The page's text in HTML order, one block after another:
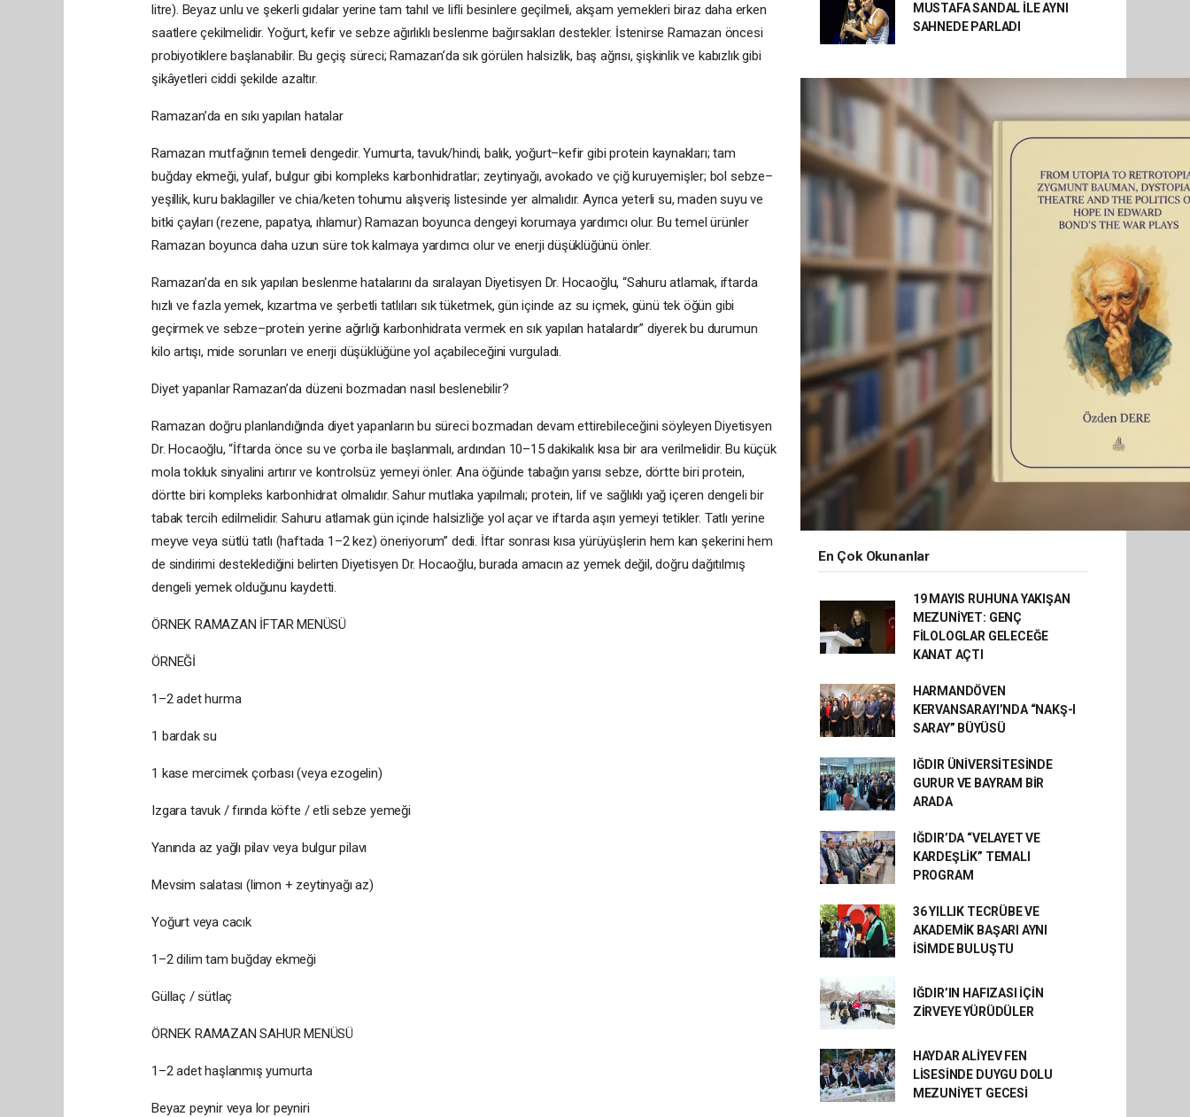
litre). Beyaz unlu ve şekerli gıdalar yerine tam tahıl ve lifli besinlere geçilmeli, akşam yemekleri biraz daha erken
saatlere çekilmelidir. Yoğurt, kefir ve sebze ağırlıklı beslenme bağırsakları destekler. İstenirse Ramazan öncesi
probiyotiklere başlanabilir. Bu geçiş süreci; Ramazan’da sık görülen halsizlik, baş ağrısı, şişkinlik ve kabızlık gibi
şikâyetleri ciddi şekilde azaltır.
Ramazan’da en sıkı yapılan hatalar
Ramazan mutfağının temeli dengedir. Yumurta, tavuk/hindi, balık, yoğurt–kefir gibi protein kaynakları; tam
buğday ekmeği, yulaf, bulgur gibi kompleks karbonhidratlar; zeytinyağı, avokado ve çiğ kuruyemişler; bol sebze–
yeşillik, kuru baklagiller ve chia/keten tohumu alışveriş listesinde yer almalıdır. Ayrıca yeterli su, maden suyu ve
bitki çayları (rezene, papatya, ıhlamur) Ramazan boyunca dengeyi korumaya yardımcı olur. Bu temel ürünler
Ramazan boyunca daha uzun süre tok kalmaya yardımcı olur ve enerji düşüklüğünü önler.
Ramazan’da en sık yapılan beslenme hatalarını da sıralayan Diyetisyen Dr. Hocaoğlu, “Sahuru atlamak, iftarda
hızlı ve fazla yemek, kızartma ve şerbetli tatlıları sık tüketmek, gün içinde az su içmek, günü tek öğün gibi
geçirmek ve sebze–protein yerine ağırlığı karbonhidrata vermek en sık yapılan hatalardır” diyerek bu durumun
kilo artışı, mide sorunları ve enerji düşüklüğüne yol açabileceğini vurguladı.
Diyet yapanlar Ramazan’da düzeni bozmadan nasıl beslenebilir?
Ramazan doğru planlandığında diyet yapanların bu süreci bozmadan devam ettirebileceğini söyleyen Diyetisyen
Dr. Hocaoğlu, “İftarda önce su ve çorba ile başlanmalı, ardından 10–15 dakikalık kısa bir ara verilmelidir. Bu küçük
mola tokluk sinyalini artırır ve kontrolsüz yemeyi önler. Ana öğünde tabağın yarısı sebze, dörtte biri protein,
dörtte biri kompleks karbonhidrat olmalıdır. Sahur mutlaka yapılmalı; protein, lif ve sağlıklı yağ içeren dengeli bir
tabak tercih edilmelidir. Sahuru atlamak gün içinde halsizliğe yol açar ve iftarda aşırı yemeyi tetikler. Tatlı yerine
meyve veya sütlü tatlı (haftada 1–2 kez) öneriyorum” dedi. İftar sonrası kısa yürüyüşlerin hem kan şekerini hem
de sindirimi desteklediğini belirten Diyetisyen Dr. Hocaoğlu, burada amacın az yemek değil, doğru dağıtılmış
dengeli yemek olduğunu kaydetti.
ÖRNEK RAMAZAN İFTAR MENÜSÜ
ÖRNEĞİ
1–2 adet hurma
1 bardak su
1 kase mercimek çorbası (veya ezogelin)
Izgara tavuk / fırında köfte / etli sebze yemeği
Yanında az yağlı pilav veya bulgur pilavı
Mevsim salatası (limon + zeytinyağı az)
Yoğurt veya cacık
1–2 dilim tam buğday ekmeği
Güllaç / sütlaç
ÖRNEK RAMAZAN SAHUR MENÜSÜ
1–2 adet haşlanmış yumurta
Beyaz peynir veya lor peyniri
MUSTAFA SANDAL İLE AYNI
SAHNEDE PARLADI
En Çok Okunanlar
19 MAYIS RUHUNA YAKIŞAN
MEZUNİYET: GENÇ
FİLOLOGLAR GELECEĞE
KANAT AÇTI
HARMANDÖVEN
KERVANSARAYI’NDA “NAKŞ-I
SARAY” BÜYÜSÜ
IĞDIR ÜNİVERSİTESİNDE
GURUR VE BAYRAM BİR
ARADA
IĞDIR’DA “VELAYET VE
KARDEŞLİK” TEMALI
PROGRAM
36 YILLIK TECRÜBE VE
AKADEMİK BAŞARI AYNI
İSİMDE BULUŞTU
IĞDIR’IN HAFIZASI İÇİN
ZİRVEYE YÜRÜDÜLER
HAYDAR ALİYEV FEN
LİSESİNDE DUYGU DOLU
MEZUNİYET GECESİ